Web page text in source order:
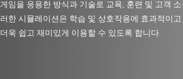
게임을 응용한 방식과 기술로 교육, 훈련 및 고객
러한 시뮬레이션은 학습 및 상호작용에 효과적이
더욱 쉽고 재미있게 이용할 수 있도록 합니다.